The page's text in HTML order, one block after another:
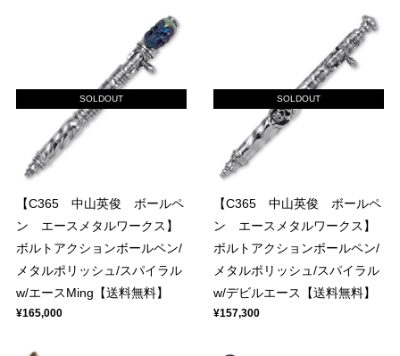
SOLDOUT
【C365 中山英俊 ボールペ
ン エースメタルワークス】
ボルトアクションボールペン/
メタルポリッシュ/スパイラル
w/エースMing【送料無料】
¥165,000
SOLDOUT
【C365 中山英俊 ボールペ
ン エースメタルワークス】
ボルトアクションボールペン/
メタルポリッシュ/スパイラル
w/デビルエース【送料無料】
¥157,300